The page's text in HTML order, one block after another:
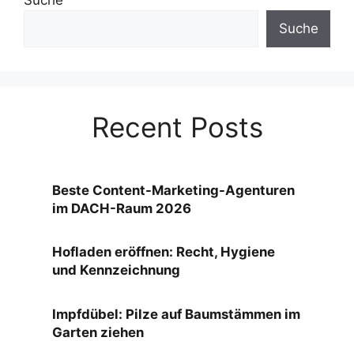
Suche
Recent Posts
Beste Content-Marketing-Agenturen
im DACH-Raum 2026
Hofladen eröffnen: Recht, Hygiene
und Kennzeichnung
Impfdübel: Pilze auf Baumstämmen im
Garten ziehen